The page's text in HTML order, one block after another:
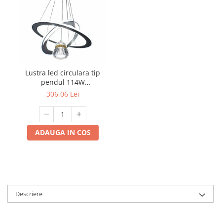
Lustra led circulara tip
pendul 114W
3000K/4000K/6500K 7809
306,06 Lei
ADAUGA IN COS
Descriere